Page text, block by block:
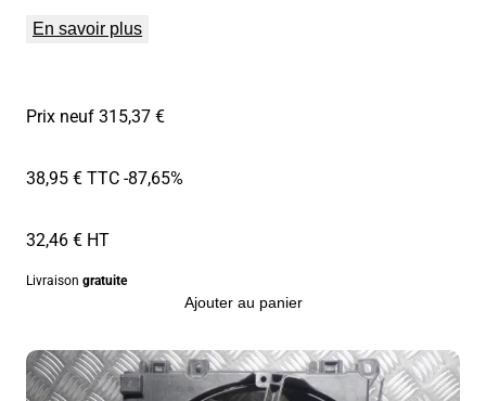
En savoir plus
Prix neuf 315,37 €
38,95 € TTC-87,65%
32,46 € HT
Livraison gratuite
Ajouter au panier